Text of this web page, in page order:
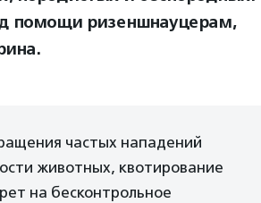
помощи ризеншнауцерам,
частых нападений
животных, квотирование
на бесконтрольное